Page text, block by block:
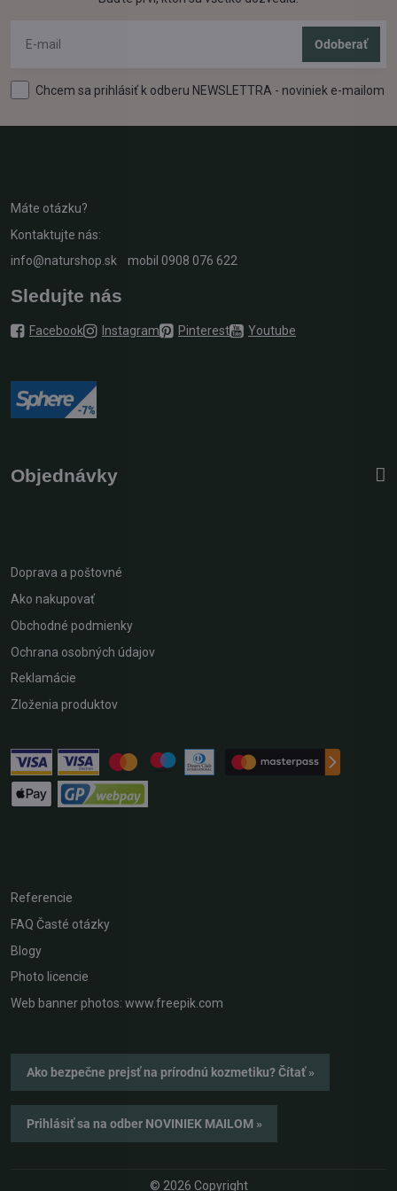
Odoberať
Chcem sa prihlásiť k odberu NEWSLETTRA - noviniek e-mailom
Máte otázku?
Kontaktujte nás:
info@naturshop.sk mobil 0908 076 622
Sledujte nás
Facebook Instagram Pinterest Youtube
Objednávky
Doprava a poštovné
Ako nakupovať
Obchodné podmienky
Ochrana osobných údajov
Reklamácie
Zloženia produktov
Referencie
FAQ Časté otázky
Blogy
Photo licencie
Web banner photos: www.freepik.com
Ako bezpečne prejsť na prírodnú kozmetiku? Čítať »
Prihlásiť sa na odber NOVINIEK MAILOM »
© 2026 Copyright